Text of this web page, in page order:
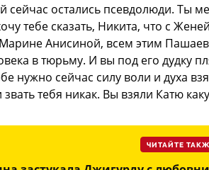
сейчас остались псевдолюди. Ты
тебе сказать, Никита, что с
Анисиной, всем этим
в тюрьму. И вы под его дудку
нужно сейчас силу воли и духа
звать тебя никак. Вы взяли Катю
ЧИТАЙТЕ